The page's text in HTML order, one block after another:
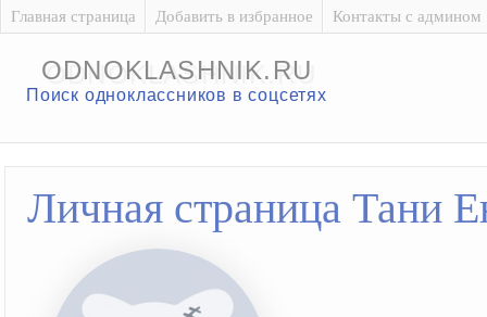
Главная страница Добавить в избранное Контакты с админом
ODNOKLASHNIK.RU
Поиск одноклассников в соцсетях
Личная страница Тани